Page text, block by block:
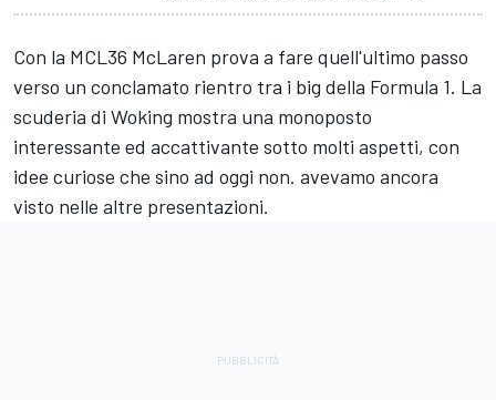
Con la MCL36 McLaren prova a fare quell'ultimo passo
verso un conclamato rientro tra i big della Formula 1. La
scuderia di Woking mostra una monoposto
interessante ed accattivante sotto molti aspetti, con
idee curiose che sino ad oggi non. avevamo ancora
visto nelle altre presentazioni.